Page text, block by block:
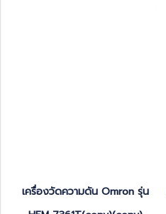
เครื่องวัดความดัน Omron รุ่น